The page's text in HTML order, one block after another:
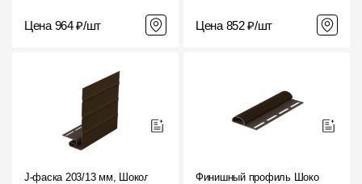
Цена 964 ₽/шт Цена 852 ₽/шт
J-фаска 203/13 мм, Шоколад Финишный профиль Шоколад